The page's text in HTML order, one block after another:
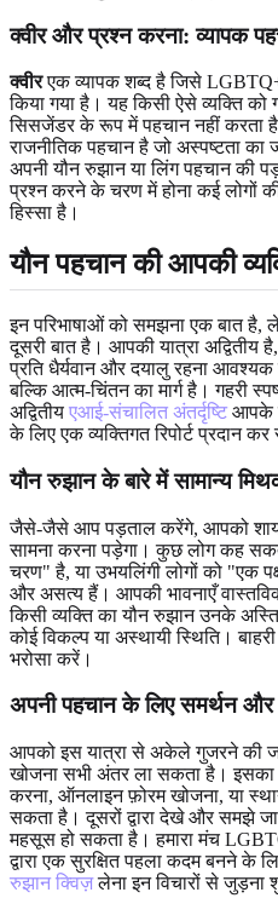
क्वीर और प्रश्न करना: व्यापक
क्वीरएक व्यापक शब्द है जिसे LGBTQ+
किया गया है। यह किसी ऐसे व्यक्ति को
सिसजेंडर के रूप में पहचान नहीं करता
राजनीतिक पहचान है जो अस्पष्टता का
अपनी यौन रुझान या लिंग पहचान की
प्रश्न करने के चरण में होना कई लोगों
हिस्सा है।
यौन पहचान की आपकी
इन परिभाषाओं को समझना एक बात है,
दूसरी बात है। आपकी यात्रा अद्वितीय
प्रति धैर्यवान और दयालु रहना
बल्कि आत्म-चिंतन का मार्ग है। गहरी
अद्वितीय एआई-संचालित अंतर्दृष्टिआपके
के लिए एक व्यक्तिगत रिपोर्ट प्रदान
यौन रुझान के बारे में सामान्य
जैसे-जैसे आप पड़ताल करेंगे, आपको
सामना करना पड़ेगा। कुछ लोग कह
चरण" है, या उभयलिंगी लोगों को "एक
और असत्य हैं। आपकी भावनाएँ
किसी व्यक्ति का यौन रुझान उनके
कोई विकल्प या अस्थायी स्थिति।
भरोसा करें।
अपनी पहचान के लिए समर्थन
आपको इस यात्रा से अकेले गुजरने की
खोजना सभी अंतर ला सकता है। इसका
करना, ऑनलाइन फ़ोरम खोजना, या
सकता है। दूसरों द्वारा देखे और समझे
महसूस हो सकता है। हमारा मंच
द्वारा एक सुरक्षित पहला कदम बनने के
रुझान क्विज़लेना इन विचारों से जुड़ना